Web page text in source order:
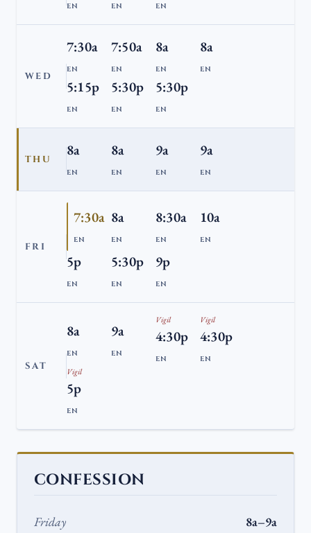
EN EN EN
WED
7:30a
EN
7:50a
EN
8a
EN
8a
EN
5:15p
EN
5:30p
EN
5:30p
EN
THU
8a
EN
8a
EN
9a
EN
9a
EN
FRI
7:30a
EN
8a
EN
8:30a
EN
10a
EN
5p
EN
5:30p
EN
9p
EN
SAT
8a
EN
9a
EN
Vigil
4:30p
EN
Vigil
4:30p
EN
Vigil
5p
EN
CONFESSION
Friday 8a–9a